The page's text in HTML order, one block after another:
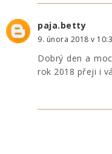
paja.betty
9. února 2018 v
Dobrý den a
rok 2018 přeji i